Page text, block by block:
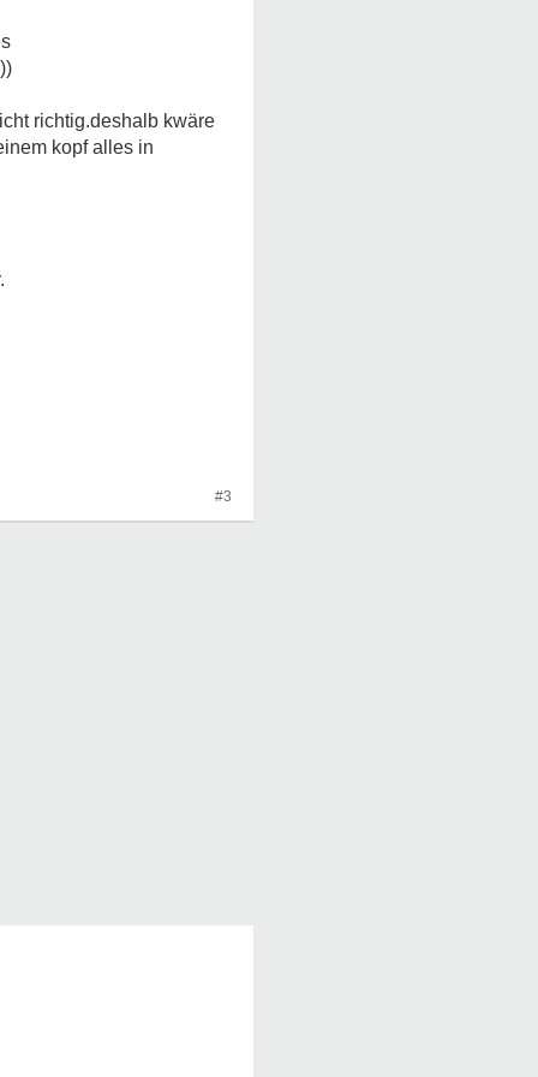
richtig.deshalb kwäre
kopf alles in
#3